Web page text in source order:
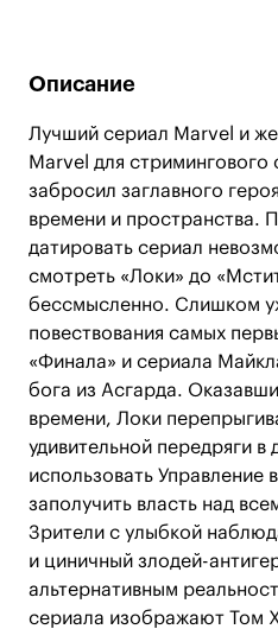
Описание
Лучший сериал Marvel и
Marvel для стримингового
забросил заглавного
времени и пространства.
датировать сериал
смотреть «Локи» до
бессмысленно. Слишком
повествования самых
«Финала» и сериала
бога из Асгарда.
времени, Локи
удивительной передряги в
использовать Управление
заполучить власть над
Зрители с улыбкой
и циничный злодей-
альтернативным
сериала изображают Том